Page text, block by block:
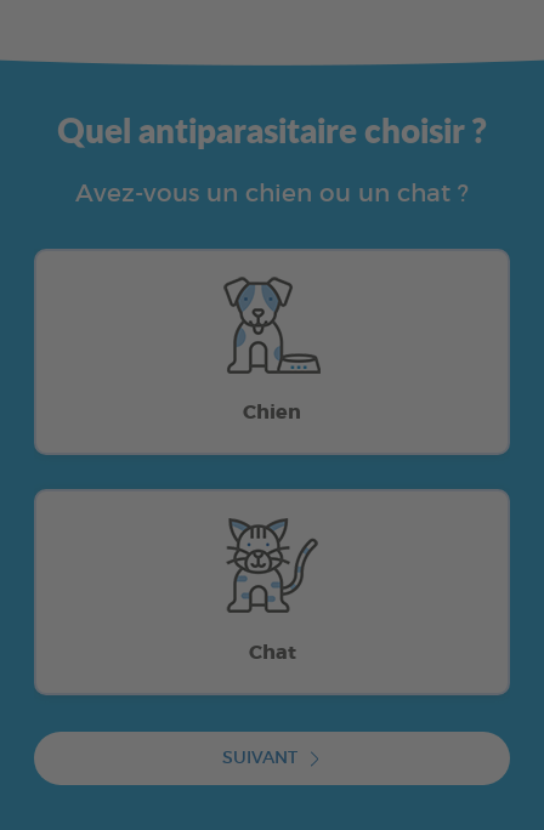
Quel antiparasitaire choisir ?
Avez-vous un chien ou un chat ?
Chien
Chat
SUIVANT